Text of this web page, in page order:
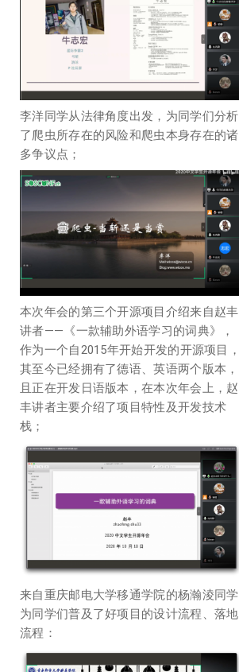
李洋同学从法律角度出发，为同学们分析
了爬虫所存在的风险和爬虫本身存在的诸
多争议点；
本次年会的第三个开源项目介绍来自赵丰
讲者——《一款辅助外语学习的词典》，
作为一个自2015年开始开发的开源项目，
其至今已经拥有了德语、英语两个版本，
且正在开发日语版本，在本次年会上，赵
丰讲者主要介绍了项目特性及开发技术
栈；
来自重庆邮电大学移通学院的杨瀚淩同学
为同学们普及了好项目的设计流程、落地
流程：